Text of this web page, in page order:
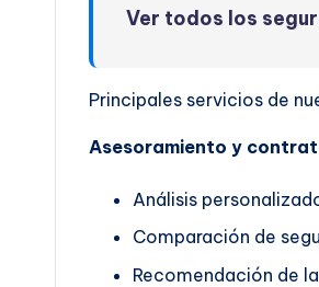
Ver todos los
Principales servicios de
Asesoramiento y
Análisis
Comparación de
Recomendación de